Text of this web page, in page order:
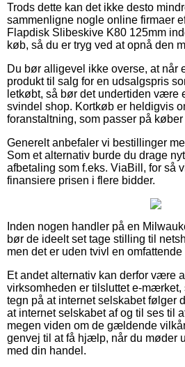
Trods dette kan det ikke desto
sammenligne nogle online firmaer
Flapdisk Slibeskive K80 125mm
køb, så du er tryg ved at opnå den
Du bør alligevel ikke overse, at når
produkt til salg for en udsalgspris
letkøbt, så bør det undertiden være
svindel shop. Kortkøb er heldigvis
foranstaltning, som passer på
Generelt anbefaler vi bestillinger
Som et alternativ burde du drage
afbetaling som f.eks. ViaBill, for så
finansiere prisen i flere bidder.
Inden nogen handler på en
bør de ideelt set tage stilling til
men det er uden tvivl en omfattende
Et andet alternativ kan derfor være
virksomheden er tilsluttet e-mærket,
tegn på at internet selskabet følger
at internet selskabet af og til ses til
megen viden om de gældende
genvej til at få hjælp, når du møder
med din handel.